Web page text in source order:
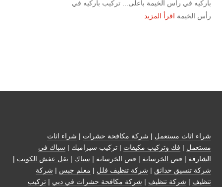
باركيه في رأس الخيمة بأعلى... تركيب باركيه في
رأس الخيمة اقرأ المزيد
شراء اثاث مستعمل | شركة مكافحة حشرات | شراء اثاث
مستعمل | فك وتركيب مكيفات | تركيب سيراميك | سباك في
الشارقة | قص الخرسانة | قص الخرسانة | سباك | نقل عفش الكويت |
شركة تنسيق حدائق | شركة تنظيف فلل | معلم جبس | شركة
تنظيف | شركة تنظيف | شركة مكافحة حشرات في دبي | تركيب